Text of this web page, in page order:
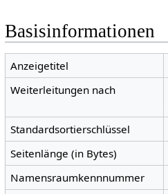
Basisinformationen
Anzeigetitel
Weiterleitungen nach
Standardsortierschlüssel
Seitenlänge (in Bytes)
Namensraumkennnummer